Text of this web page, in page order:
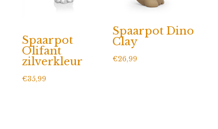
Spaarpot
Olifant
zilverkleur
€35,99
Spaarpot Dino
Clay
€26,99